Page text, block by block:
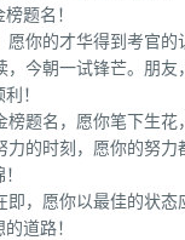
题名！
你的才华得到考官的
，今朝一试锋芒。朋友
！
题名，愿你笔下生花
力的时刻，愿你的努力
即，愿你以最佳的状态
道路！